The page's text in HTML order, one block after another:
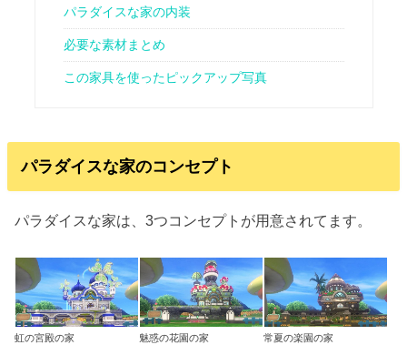
パラダイスな家の内装
必要な素材まとめ
この家具を使ったピックアップ写真
パラダイスな家のコンセプト
パラダイスな家は、3つコンセプトが用意されてます。
虹の宮殿の家 魅惑の花園の家 常夏の楽園の家